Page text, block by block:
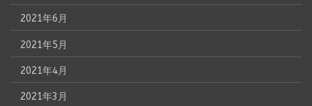
2021年6月
2021年5月
2021年4月
2021年3月